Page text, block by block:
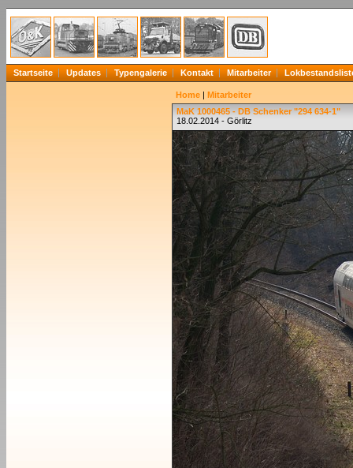
Startseite Updates Typengalerie Kontakt Mitarbeiter
Home | Mitarbeiter
MaK 1000465 - DB Schenker "294 634-1"
18.02.2014 - Görlitz